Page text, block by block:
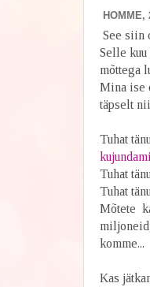
HOMME,
See siin
Selle
mõttega
Mina ise
täpselt
Tuhat
Tuhat
Tuhat
Mõtete
komme...
Kas